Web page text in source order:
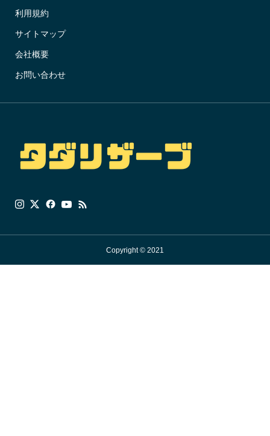
利用規約
サイトマップ
会社概要
お問い合わせ
Copyright © 2021